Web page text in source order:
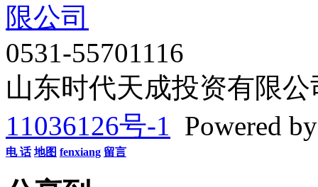
0531-55701116
山东时代天成投资有限
11036126号-1 Powered
电 话 地图 fenxiang 留言